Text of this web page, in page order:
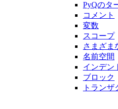
PyQのタ
コメント
変数
スコープ
さまざま
名前空間
インデン
ブロック
トランザ